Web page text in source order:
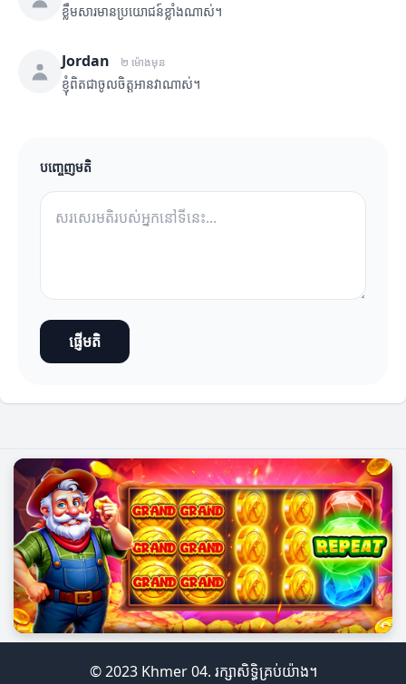
ខ្លឹមសារមានប្រយោជន៍ខ្លាំងណាស់។
Jordan ២ ម៉ោងមុន
ខ្ញុំពិតជាចូលចិត្តអានវាណាស់។
បញ្ចេញមតិ
ផ្ញើមតិ
© 2023 Khmer 04. រក្សាសិទ្ធិគ្រប់យ៉ាង។